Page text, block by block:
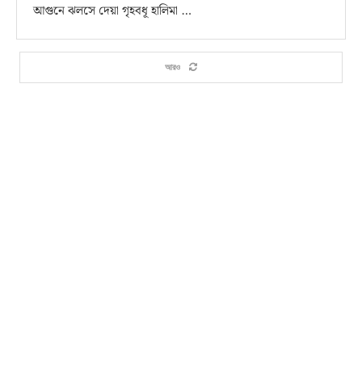
আগুনে ঝলসে দেয়া গৃহবধূ হালিমা …
আরও